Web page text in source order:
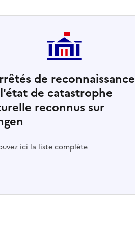
de reconnaissance
de catastrophe
reconnus sur
ici la liste complète